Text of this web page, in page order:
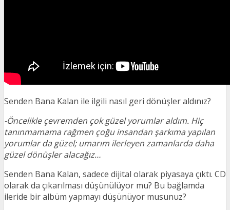
Senden Bana Kalan ile ilgili nasıl geri dönüşler aldınız?
-Öncelikle çevremden çok güzel yorumlar aldım. Hiç
tanınmamama rağmen çoğu insandan şarkıma yapılan
yorumlar da güzel; umarım ilerleyen zamanlarda daha
güzel dönüşler alacağız…
Senden Bana Kalan, sadece dijital olarak piyasaya çıktı. CD
olarak da çıkarılması düşünülüyor mu? Bu bağlamda
ileride bir albüm yapmayı düşünüyor musunuz?